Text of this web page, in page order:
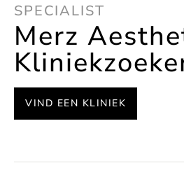
SPECIALIST
Merz
VIND EEN KLINIEK